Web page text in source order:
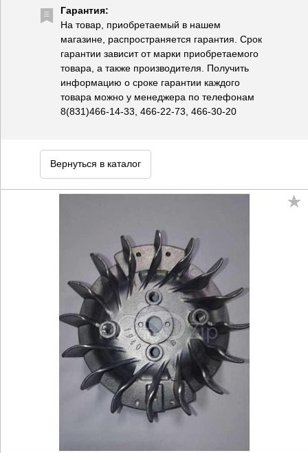
Гарантия:
На товар, приобретаемый в нашем
магазине, распространяется гарантия. Срок
гарантии зависит от марки приобретаемого
товара, а также производителя. Получить
информацию о сроке гарантии каждого
товара можно у менеджера по телефонам
8(831)466-14-33, 466-22-73, 466-30-20
Вернуться в каталог